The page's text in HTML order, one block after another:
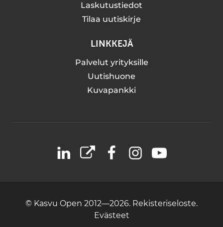
Laskutustiedot
Tilaa uutiskirje
LINKKEJÄ
Palvelut yrityksille
Uutishuone
Kuvapankki
LinkedIn
X FacebookInstagramYouTube
© Kasvu Open 2012—2026. Rekisteriseloste.
Evästeet